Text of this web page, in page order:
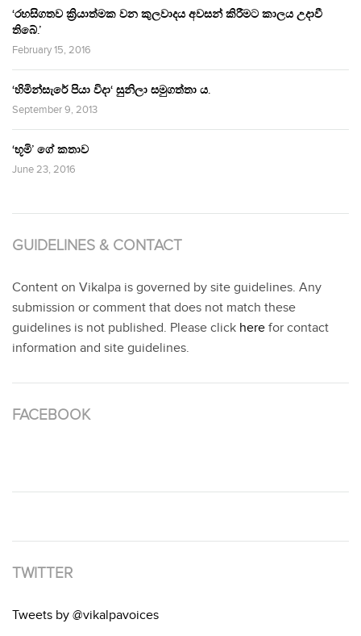
‘රහසිගතව ක්‍රියාත්මක වන කුලවාදය අවසන් කිරීමට කාලය උදාවී
තිබේ.’
February 15, 2016
‘හිමින්සැරේ පියා විදා‘ සුනිලා සමුගත්තා ය.
September 9, 2013
‘භූමි’ ගේ කතාව
June 23, 2016
GUIDELINES & CONTACT
Content on Vikalpa is governed by site guidelines. Any
submission or comment that does not match these
guidelines is not published. Please click here for contact
information and site guidelines.
FACEBOOK
TWITTER
Tweets by @vikalpavoices